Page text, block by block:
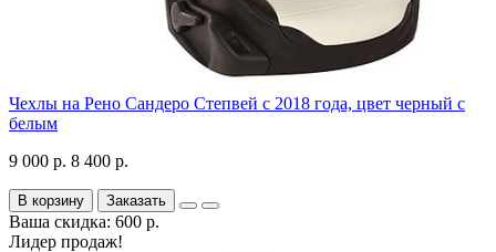
Чехлы на Рено Сандеро Степвей с 2018 года, цвет черный с
белым
9 000 р. 8 400 р.
В корзину Заказать
Ваша скидка: 600 р.
Лидер продаж!